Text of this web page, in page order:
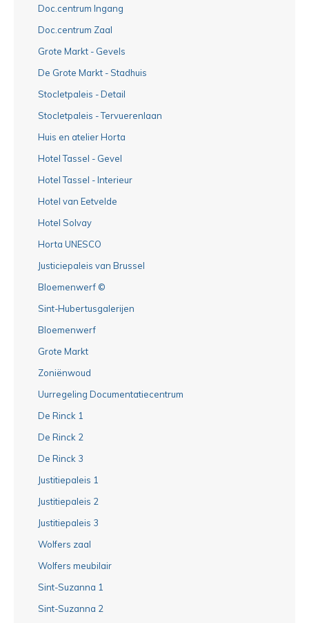
Doc.centrum Ingang
Doc.centrum Zaal
Grote Markt - Gevels
De Grote Markt - Stadhuis
Stocletpaleis - Detail
Stocletpaleis - Tervuerenlaan
Huis en atelier Horta
Hotel Tassel - Gevel
Hotel Tassel - Interieur
Hotel van Eetvelde
Hotel Solvay
Horta UNESCO
Justiciepaleis van Brussel
Bloemenwerf ©
Sint-Hubertusgalerijen
Bloemenwerf
Grote Markt
Zoniënwoud
Uurregeling Documentatiecentrum
De Rinck 1
De Rinck 2
De Rinck 3
Justitiepaleis 1
Justitiepaleis 2
Justitiepaleis 3
Wolfers zaal
Wolfers meubilair
Sint-Suzanna 1
Sint-Suzanna 2